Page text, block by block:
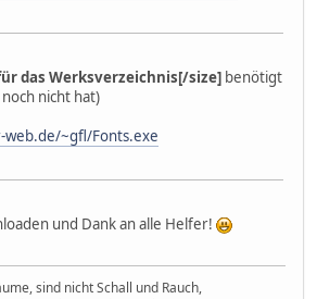
das Werksverzeichnis[/size] benötigt
nicht hat)
~gfl/Fonts.exe
und Dank an alle Helfer!
sind nicht Schall und Rauch,